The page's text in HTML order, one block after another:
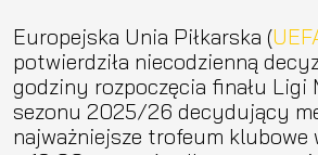
Europejska Unia Piłkarska (
potwierdziła niecodzienną
godziny rozpoczęcia finału Ligi
sezonu 2025/26 decydujący
najważniejsze trofeum klubowe